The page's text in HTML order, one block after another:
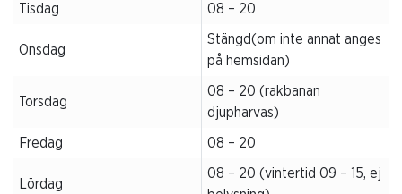
Tisdag 08 – 20
Onsdag
Stängd(om inte annat anges
på hemsidan)
Torsdag
08 – 20 (rakbanan
djupharvas)
Fredag 08 – 20
Lördag
08 – 20 (vintertid 09 – 15, ej